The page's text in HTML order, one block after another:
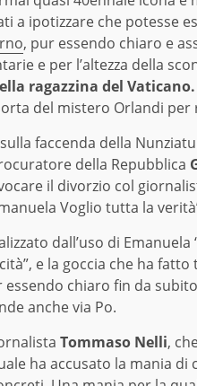
a ipotizzare che potesse
, pur essendo chiaro e
e per l’altezza della
ragazzina del Vaticano.
del mistero Orlandi
faccenda della
della Repubblica
il divorzio col
Voglio tutta la
dall’uso di
e la goccia che ha
essendo chiaro fin da
anche via Po.
Tommaso Nelli,
ha accusato la mania